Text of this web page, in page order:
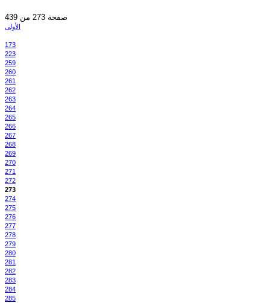
صفحة 273 من 439
الأولى
173
223
259
260
261
262
263
264
265
266
267
268
269
270
271
272
273
274
275
276
277
278
279
280
281
282
283
284
285